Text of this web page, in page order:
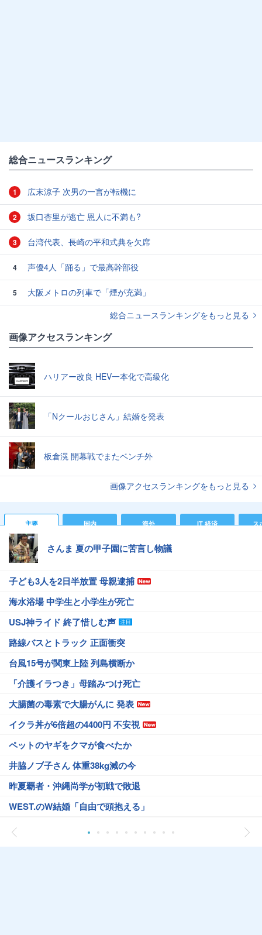
総合ニュースランキング
1 広末涼子 次男の一言が転機に
2 坂口杏里が逃亡 恩人に不満も?
3 台湾代表、長崎の平和式典を欠席
4 声優4人「踊る」で最高幹部役
5
大阪メトロの列車で「煙が充満」
総合ニュースランキングをもっと見る
画像アクセスランキング
ハリアー改良 HEV一本化で高級化
「Nクールおじさん」結婚を発表
板倉滉 開幕戦でまたベンチ外
画像アクセスランキングをもっと見る
主要 国内 海外 IT 経済 ス
さんま 夏の甲子園に苦言し物議
子ども3人を2日半放置 母親逮捕
海水浴場 中学生と小学生が死亡
USJ神ライド 終了惜しむ声
路線バスとトラック 正面衝突
台風15号が関東上陸 列島横断か
「介護イラつき」母踏みつけ死亡
大腸菌の毒素で大腸がんに 発表
イクラ丼が6倍超の4400円 不安視
ペットのヤギをクマが食べたか
井脇ノブ子さん 体重38kg減の今
昨夏覇者・沖縄尚学が初戦で敗退
WEST.のW結婚「自由で頭抱える」